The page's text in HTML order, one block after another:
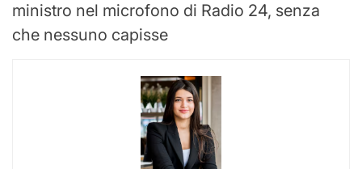
ministro nel microfono di Radio 24, senza
che nessuno capisse